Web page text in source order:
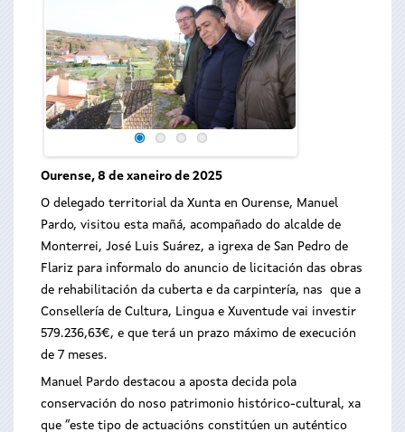
Ourense, 8 de xaneiro de 2025
O delegado territorial da Xunta en Ourense, Manuel
Pardo, visitou esta mañá, acompañado do alcalde de
Monterrei, José Luis Suárez, a igrexa de San Pedro de
Flariz para informalo do anuncio de licitación das obras
de rehabilitación da cuberta e da carpintería, nas que a
Consellería de Cultura, Lingua e Xuventude vai investir
579.236,63€, e que terá un prazo máximo de execución
de 7 meses.
Manuel Pardo destacou a aposta decida pola
conservación do noso patrimonio histórico-cultural, xa
que “este tipo de actuacións constitúen un auténtico